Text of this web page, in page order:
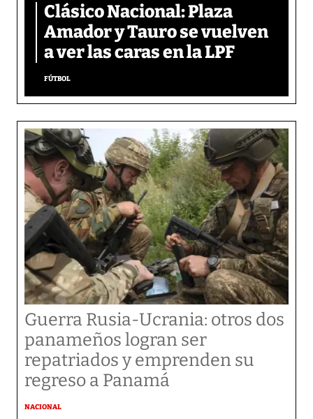
Clásico Nacional: Plaza
Amador y Tauro se vuelven
a ver las caras en la LPF
FÚTBOL
Guerra Rusia-Ucrania: otros dos
panameños logran ser
repatriados y emprenden su
regreso a Panamá
NACIONAL